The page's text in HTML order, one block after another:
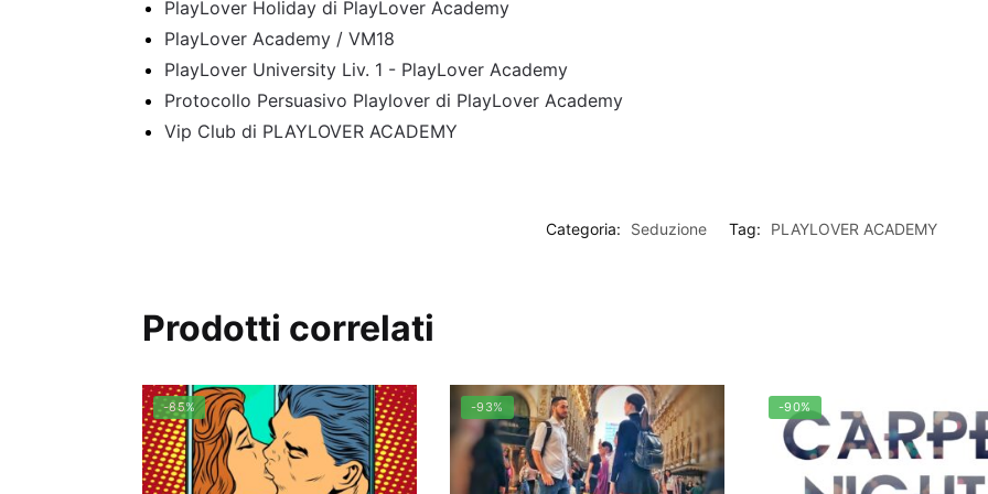
PlayLover Holiday di PlayLover Academy
PlayLover Academy / VM18
PlayLover University Liv. 1 - PlayLover Academy
Protocollo Persuasivo Playlover di PlayLover Academy
Vip Club di PLAYLOVER ACADEMY
Categoria: Seduzione Tag: PLAYLOVER ACADEMY
Prodotti correlati
-85% -93% -90%